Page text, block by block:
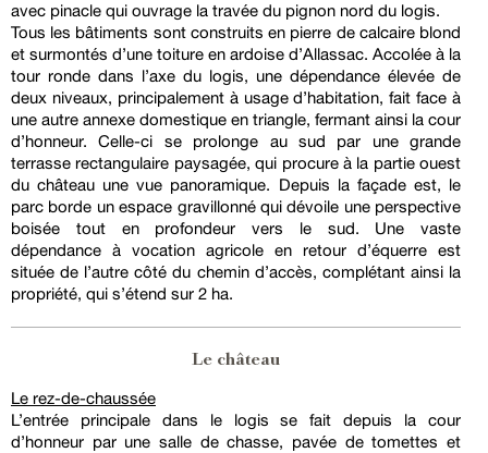
avec pinacle qui ouvrage la travée du pignon nord du logis.
Tous les bâtiments sont construits en pierre de calcaire blond
et surmontés d’une toiture en ardoise d’Allassac. Accolée à la
tour ronde dans l’axe du logis, une dépendance élevée de
deux niveaux, principalement à usage d’habitation, fait face à
une autre annexe domestique en triangle, fermant ainsi la cour
d’honneur. Celle-ci se prolonge au sud par une grande
terrasse rectangulaire paysagée, qui procure à la partie ouest
du château une vue panoramique. Depuis la façade est, le
parc borde un espace gravillonné qui dévoile une perspective
boisée tout en profondeur vers le sud. Une vaste
dépendance à vocation agricole en retour d’équerre est
située de l’autre côté du chemin d’accès, complétant ainsi la
propriété, qui s’étend sur 2 ha.
Le château
Le rez-de-chaussée
L’entrée principale dans le logis se fait depuis la cour
d’honneur par une salle de chasse, pavée de tomettes et